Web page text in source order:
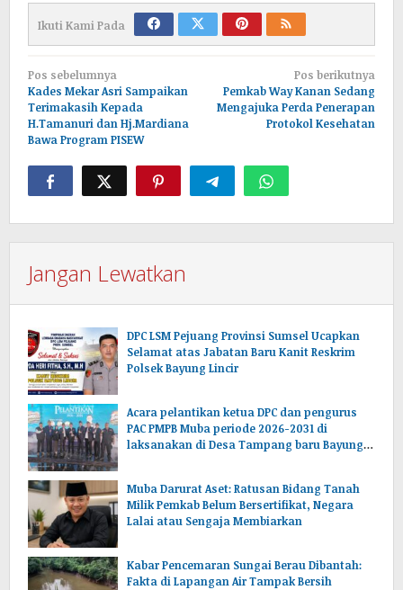
Ikuti Kami Pada
Navigasi
pos
Pos sebelumnya
Kades Mekar Asri Sampaikan
Terimakasih Kepada
H.Tamanuri dan Hj.Mardiana
Bawa Program PISEW
Pos berikutnya
Pemkab Way Kanan Sedang
Mengajuka Perda Penerapan
Protokol Kesehatan
Jangan Lewatkan
DPC LSM Pejuang Provinsi Sumsel Ucapkan
Selamat atas Jabatan Baru Kanit Reskrim
Polsek Bayung Lincir
Acara pelantikan ketua DPC dan pengurus
PAC PMPB Muba periode 2026-2031 di
laksanakan di Desa Tampang baru Bayung
Muba Darurat Aset: Ratusan Bidang Tanah
Milik Pemkab Belum Bersertifikat, Negara
Lalai atau Sengaja Membiarkan
Kabar Pencemaran Sungai Berau Dibantah:
Fakta di Lapangan Air Tampak Bersih